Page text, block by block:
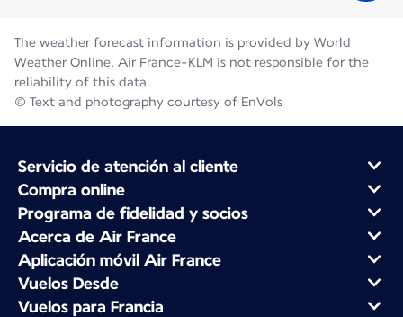
The weather forecast information is provided by World
Weather Online. Air France-KLM is not responsible for the
reliability of this data.
© Text and photography courtesy of EnVols
Servicio de atención al cliente
Compra online
Programa de fidelidad y socios
Acerca de Air France
Aplicación móvil Air France
Vuelos Desde
Vuelos para Francia